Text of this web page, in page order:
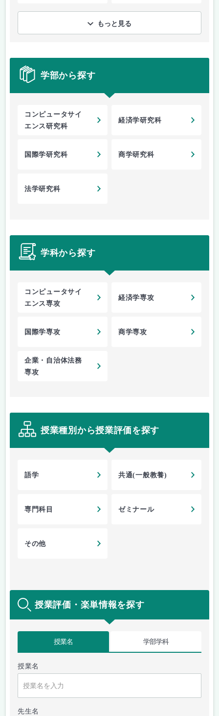
もっと見る
学部から探す
コンピュータサイ
エンス研究科
経済学研究科
国際学研究科 商学研究科
法学研究科
学科から探す
コンピュータサイ
エンス専攻
経済学専攻
国際学専攻 商学専攻
企業・自治体法務
専攻
授業種別から授業評価を探す
語学 共通(一般教養)
専門科目 ゼミナール
その他
授業評価・楽単情報を探す
授業名 学部学科
授業名
先生名